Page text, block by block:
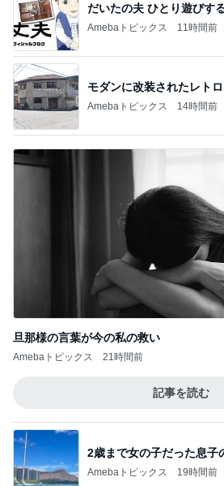
だいたの夫 ひとり遊びす
Amebaトピックス 11時間前
モダンに改装されたレト
Amebaトピックス 14時間前
旦那様の言葉が今の私の救い
Amebaトピックス 21時間前
記事を読む
2歳まで女の子だった息子
Amebaトピックス 19時間前